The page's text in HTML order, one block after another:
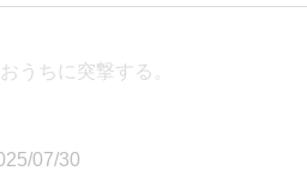
うちに突撃する。
07/30